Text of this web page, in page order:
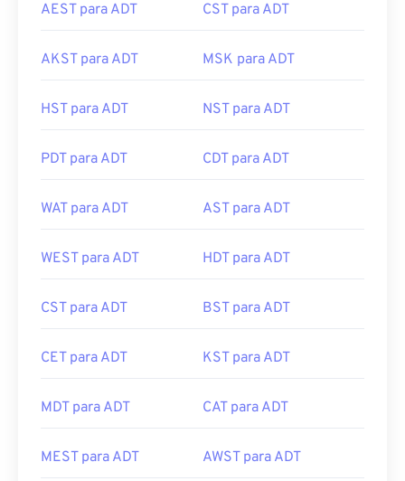
AEST para ADT CST para ADT
AKST para ADT MSK para ADT
HST para ADT NST para ADT
PDT para ADT CDT para ADT
WAT para ADT AST para ADT
WEST para ADT HDT para ADT
CST para ADT BST para ADT
CET para ADT KST para ADT
MDT para ADT CAT para ADT
MEST para ADT AWST para ADT